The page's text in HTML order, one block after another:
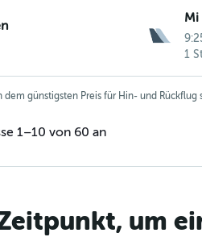
Mi
1
dem günstigsten Preis für Hin- und Rückflug
1–10 von 60 an
um